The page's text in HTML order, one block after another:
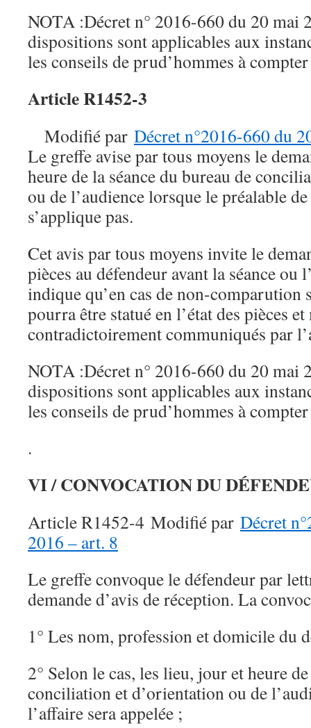
NOTA :Décret n° 2016-660 du 20 mai
dispositions sont applicables aux
les conseils de prud’hommes à
Article R1452-3
Modifié par Décret n°2016-660 du
Le greffe avise par tous moyens le
heure de la séance du bureau de
ou de l’audience lorsque le préalable
s’applique pas.
Cet avis par tous moyens invite le
pièces au défendeur avant la séance ou
indique qu’en cas de non-
pourra être statué en l’état des pièces et
contradictoirement communiqués par
NOTA :Décret n° 2016-660 du 20 mai
dispositions sont applicables aux
les conseils de prud’hommes à
.
VI / CONVOCATION DU
Article R1452-4 Modifié par Décret
2016 – art. 8
Le greffe convoque le défendeur par
demande d’avis de réception. La
1° Les nom, profession et domicile du
2° Selon le cas, les lieu, jour et heure
conciliation et d’orientation ou de
l’affaire sera appelée ;